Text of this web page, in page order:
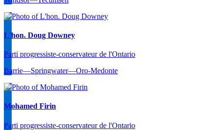
L'hon. Doug Downey
Parti progressiste-conservateur de l'Ontario
Barrie—Springwater—Oro-Medonte
Mohamed Firin
Parti progressiste-conservateur de l'Ontario